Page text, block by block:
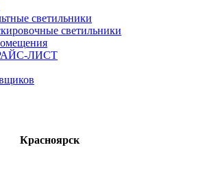
светильники
светильники
ЛИСТ
Красноярск